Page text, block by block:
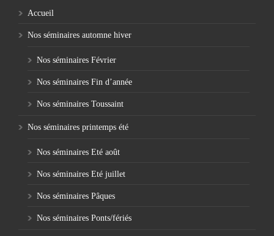
Accueil
Nos séminaires automne hiver
Nos séminaires Février
Nos séminaires Fin d’année
Nos séminaires Toussaint
Nos séminaires printemps été
Nos séminaires Eté août
Nos séminaires Eté juillet
Nos séminaires Pâques
Nos séminaires Ponts/fériés